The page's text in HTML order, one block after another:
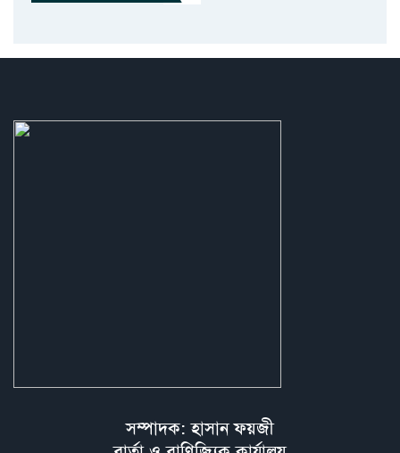
সম্পাদক: হাসান ফয়জী